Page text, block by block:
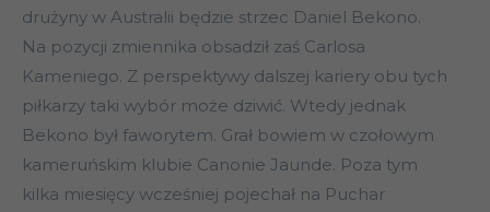
drużyny w Australii będzie strzec Daniel Bekono.
Na pozycji zmiennika obsadził zaś Carlosa
Kameniego. Z perspektywy dalszej kariery obu tych
piłkarzy taki wybór może dziwić. Wtedy jednak
Bekono był faworytem. Grał bowiem w czołowym
kameruńskim klubie Canonie Jaunde. Poza tym
kilka miesięcy wcześniej pojechał na Puchar